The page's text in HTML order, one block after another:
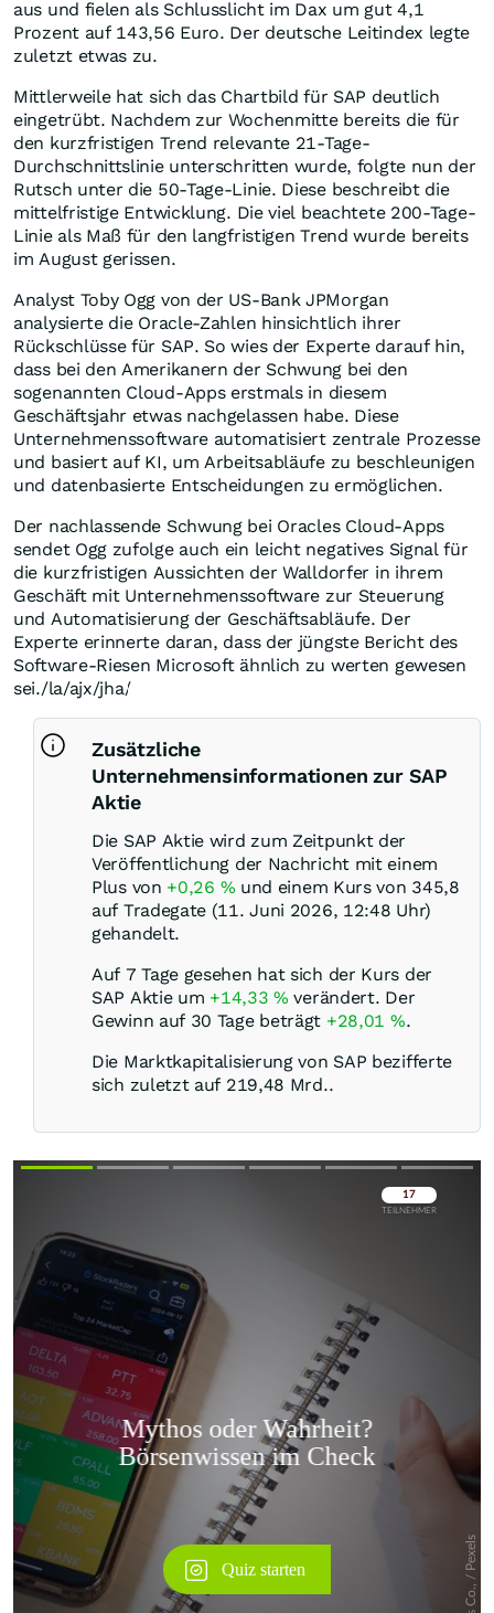
aus und fielen als Schlusslicht im Dax um gut 4,1
Prozent auf 143,56 Euro. Der deutsche Leitindex legte
zuletzt etwas zu.
Mittlerweile hat sich das Chartbild für SAP deutlich
eingetrübt. Nachdem zur Wochenmitte bereits die für
den kurzfristigen Trend relevante 21-Tage-
Durchschnittslinie unterschritten wurde, folgte nun der
Rutsch unter die 50-Tage-Linie. Diese beschreibt die
mittelfristige Entwicklung. Die viel beachtete 200-Tage-
Linie als Maß für den langfristigen Trend wurde bereits
im August gerissen.
Analyst Toby Ogg von der US-Bank JPMorgan
analysierte die Oracle-Zahlen hinsichtlich ihrer
Rückschlüsse für SAP. So wies der Experte darauf hin,
dass bei den Amerikanern der Schwung bei den
sogenannten Cloud-Apps erstmals in diesem
Geschäftsjahr etwas nachgelassen habe. Diese
Unternehmenssoftware automatisiert zentrale Prozesse
und basiert auf KI, um Arbeitsabläufe zu beschleunigen
und datenbasierte Entscheidungen zu ermöglichen.
Der nachlassende Schwung bei Oracles Cloud-Apps
sendet Ogg zufolge auch ein leicht negatives Signal für
die kurzfristigen Aussichten der Walldorfer in ihrem
Geschäft mit Unternehmenssoftware zur Steuerung
und Automatisierung der Geschäftsabläufe. Der
Experte erinnerte daran, dass der jüngste Bericht des
Software-Riesen Microsoft ähnlich zu werten gewesen
sei./la/ajx/jha/
Zusätzliche
Unternehmensinformationen zur SAP
Aktie
Die SAP Aktie wird zum Zeitpunkt der
Veröffentlichung der Nachricht mit einem
Plus von +0,26 % und einem Kurs von 345,8
auf Tradegate (11. Juni 2026, 12:48 Uhr)
gehandelt.
Auf 7 Tage gesehen hat sich der Kurs der
SAP Aktie um +14,33% verändert. Der
Gewinn auf 30 Tage beträgt +28,01 %.
Die Marktkapitalisierung von SAP bezifferte
sich zuletzt auf 219,48 Mrd..
Überspringen